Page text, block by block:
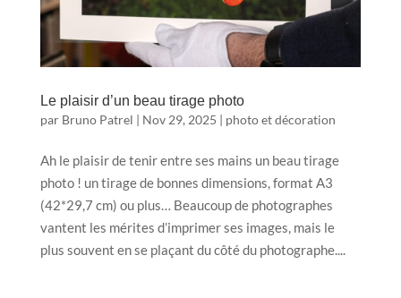
Le plaisir d’un beau tirage photo
par Bruno Patrel | Nov 29, 2025 | photo et décoration
Ah le plaisir de tenir entre ses mains un beau tirage
photo ! un tirage de bonnes dimensions, format A3
(42*29,7 cm) ou plus… Beaucoup de photographes
vantent les mérites d’imprimer ses images, mais le
plus souvent en se plaçant du côté du photographe....